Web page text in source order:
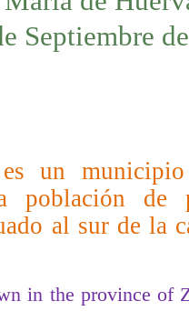
Septiembre
es un
población de
al sur de la
in the province of